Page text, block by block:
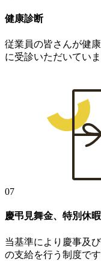
健康診断
従業員の皆さんが健
に受診いただいていま
07
慶弔見舞金、特別休
当基準により慶事及
の支給を行う制度で